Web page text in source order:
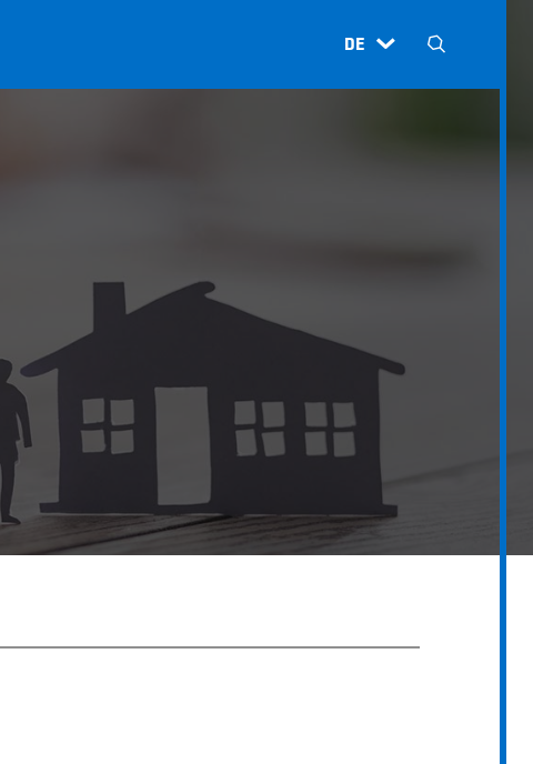
DE H N